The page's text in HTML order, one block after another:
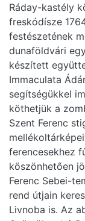
Ráday-kastély
freskódísze
festészetének
dunaföldvári
készített
Immaculata
segítségükkel
köthetjük a
Szent Ferenc
ferencesekhez
köszönhetően
Ferenc Sebei-
rend útjain
Livnoba is. Az